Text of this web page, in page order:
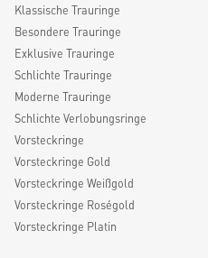
Klassische Trauringe
Besondere Trauringe
Exklusive Trauringe
Schlichte Trauringe
Moderne Trauringe
Schlichte Verlobungsringe
Vorsteckringe
Vorsteckringe Gold
Vorsteckringe Weißgold
Vorsteckringe Roségold
Vorsteckringe Platin